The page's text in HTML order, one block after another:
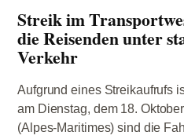
Streik im
die Reisenden unter
Verkehr
Aufgrund eines Streikaufrufs
am Dienstag, dem 18.
(Alpes-Maritimes) sind die